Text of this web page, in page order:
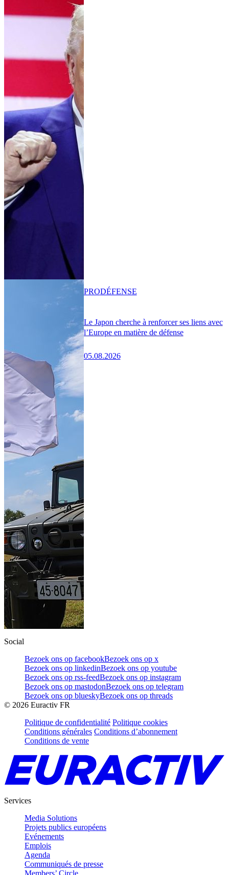
Le Japon cherche à renforcer ses liens avec
l’Europe en matière de défense
05.08.2026
PRODÉFENSE
Social
Bezoek ons op facebookBezoek ons op x
Bezoek ons op linkedinBezoek ons op youtube
Bezoek ons op rss-feedBezoek ons op instagram
Bezoek ons op mastodonBezoek ons op telegram
Bezoek ons op blueskyBezoek ons op threads
© 2026 Euractiv FR
Politique de confidentialité Politique cookies
Conditions générales Conditions d’abonnement
Conditions de vente
Services
Media Solutions
Projets publics européens
Evénements
Emplois
Agenda
Communiqués de presse
Members’ Circle